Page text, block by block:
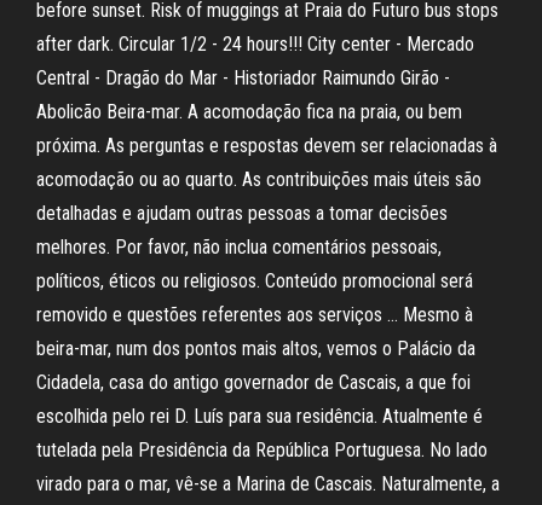
before sunset. Risk of muggings at Praia do Futuro bus stops
after dark. Circular 1/2 - 24 hours!!! City center - Mercado
Central - Dragão do Mar - Historiador Raimundo Girão -
Abolicão Beira-mar. A acomodação fica na praia, ou bem
próxima. As perguntas e respostas devem ser relacionadas à
acomodação ou ao quarto. As contribuições mais úteis são
detalhadas e ajudam outras pessoas a tomar decisões
melhores. Por favor, não inclua comentários pessoais,
políticos, éticos ou religiosos. Conteúdo promocional será
removido e questões referentes aos serviços … Mesmo à
beira-mar, num dos pontos mais altos, vemos o Palácio da
Cidadela, casa do antigo governador de Cascais, a que foi
escolhida pelo rei D. Luís para sua residência. Atualmente é
tutelada pela Presidência da República Portuguesa. No lado
virado para o mar, vê-se a Marina de Cascais. Naturalmente, a